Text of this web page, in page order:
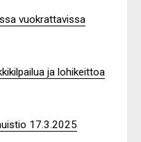
vuokrattavissa
ja lohikeittoa
17.3.2025